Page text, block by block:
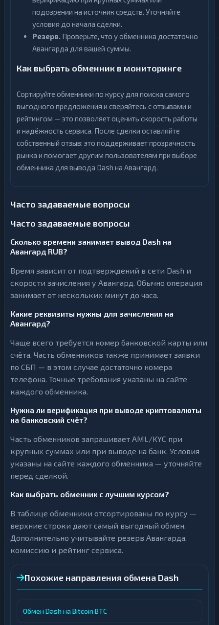
подозрении на источник средств. Уточняйте
условия до начала сделки.
Резерв. Проверьте, что у обменника достаточно
Авангарда для вашей суммы.
Как выбрать обменник в мониторинге
Сортируйте обменники по курсу для поиска самого
выгодного предложения и сверяйтесь с отзывами и
рейтингом — это позволяет оценить скорость работы
и надёжность сервиса. После сделки оставляйте
собственный отзыв: это поддерживает прозрачность
рынка и помогает другим пользователям при выборе
обменника для вывода Dash на Авангард.
Часто задаваемые вопросы
Часто задаваемые вопросы
Сколько времени занимает вывод Dash на
Авангард RUB?
Время зависит от подтверждений в сети Dash и
скорости зачисления у Авангард. Обычно операция
занимает от нескольких минут до часа.
Какие реквизиты нужны для зачисления на
Авангард?
Чаще всего требуется номер банковской карты или
счёта. Часть обменников также принимает заявки
по СБП — в этом случае достаточно номера
телефона. Точные требования указаны на сайте
каждого обменника.
Нужна ли верификация при выводе криптовалюты
на банковский счёт?
Часть обменников запрашивает AML/KYC при
крупных суммах или при выводе на банк. Условия
указаны на сайте каждого обменника — уточняйте
перед сделкой.
Как выбрать обменник с лучшим курсом?
В таблице обменники отсортированы по курсу —
верхние строки дают самый выгодный обмен.
Дополнительно учитывайте резерв Авангарда,
комиссию и рейтинг сервиса.
Похожие направления обмена Dash
Обмен Dash на Bitcoin BTC